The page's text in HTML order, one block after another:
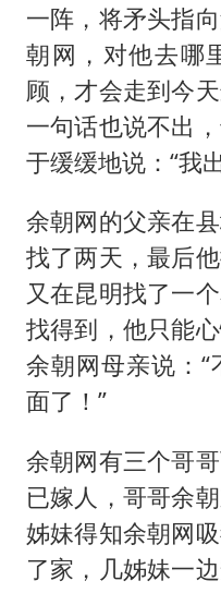
一阵，将矛头指
朝网，对他去哪
顾，才会走到今
一句话也说不出
于缓缓地说：“我
余朝网的父亲在
找了两天，最后
又在昆明找了一
找得到，他只能
余朝网母亲说：
面了！”
余朝网有三个哥
已嫁人，哥哥余
姊妹得知余朝网
了家，几姊妹一